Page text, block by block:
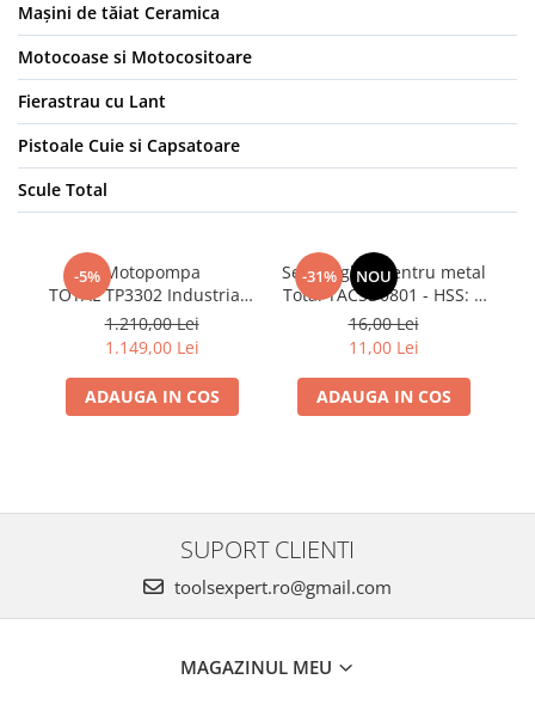
Mașini de tăiat Ceramica
Motocoase si Motocositoare
Fierastrau cu Lant
Pistoale Cuie si Capsatoare
Scule Total
-5% Motopompa
TOTAL TP3302 Industrial -
3”, benzina 7 CP, 60000
l/h
1.210,00 Lei
1.149,00 Lei
ADAUGA IN COS
-31% NOU
Set burghiu pentru metal
Total TACSD0801 - HSS: 6
buc
16,00 Lei
11,00 Lei
ADAUGA IN COS
SUPORT CLIENTI
toolsexpert.ro@gmail.com
MAGAZINUL MEU